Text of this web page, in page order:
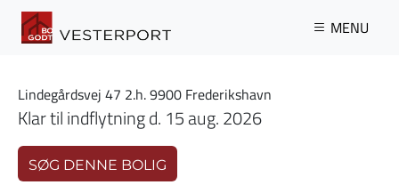
Gå til hovedindhold
MENU
Lindegårdsvej 47 2.h. 9900 Frederikshavn
Klar til indflytning d. 15 aug. 2026
SØG DENNE BOLIG